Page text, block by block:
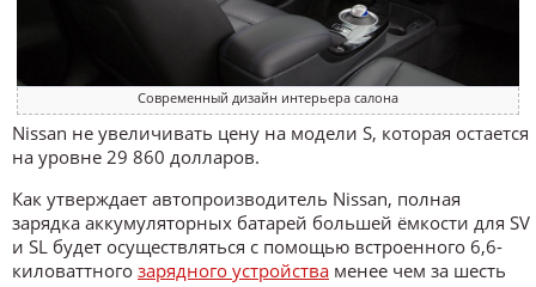
Современный дизайн интерьера салона
Nissan не увеличивать цену на модели S, которая остается
на уровне 29 860 долларов.
Как утверждает автопроизводитель Nissan, полная
зарядка аккумуляторных батарей большей ёмкости для SV
и SL будет осуществляться с помощью встроенного 6,6-
киловаттного зарядного устройства менее чем за шесть